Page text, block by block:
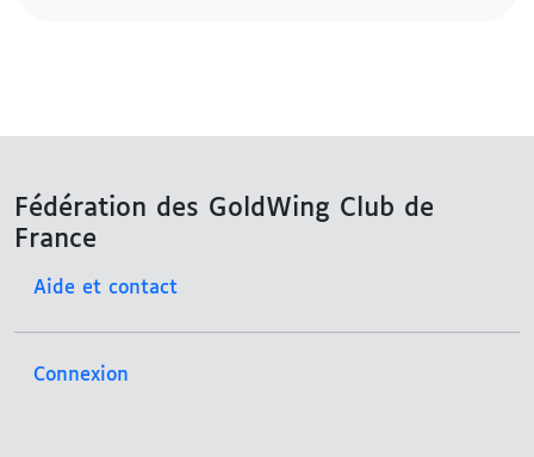
Fédération des GoldWing Club de
France
Aide et contact
Connexion